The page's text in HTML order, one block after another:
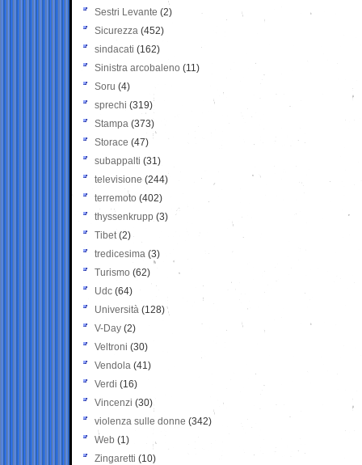
Sestri Levante (2)
Sicurezza (452)
sindacati (162)
Sinistra arcobaleno (11)
Soru (4)
sprechi (319)
Stampa (373)
Storace (47)
subappalti (31)
televisione(244)
terremoto (402)
thyssenkrupp (3)
Tibet(2)
tredicesima (3)
Turismo (62)
Udc (64)
Università (128)
V-Day (2)
Veltroni (30)
Vendola (41)
Verdi (16)
Vincenzi (30)
violenza sulle donne (342)
Web (1)
Zingaretti (10)